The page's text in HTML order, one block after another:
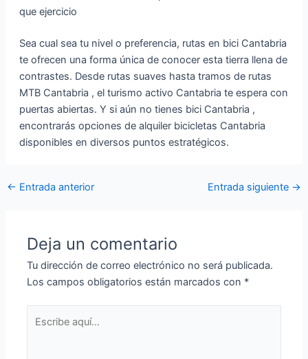
que ejercicio
Sea cual sea tu nivel o preferencia, rutas en bici Cantabria
te ofrecen una forma única de conocer esta tierra llena de
contrastes. Desde rutas suaves hasta tramos de rutas
MTB Cantabria , el turismo activo Cantabria te espera con
puertas abiertas. Y si aún no tienes bici Cantabria ,
encontrarás opciones de alquiler bicicletas Cantabria
disponibles en diversos puntos estratégicos.
← Entrada anterior Entrada siguiente →
Deja un comentario
Tu dirección de correo electrónico no será publicada.
Los campos obligatorios están marcados con *
aquí...